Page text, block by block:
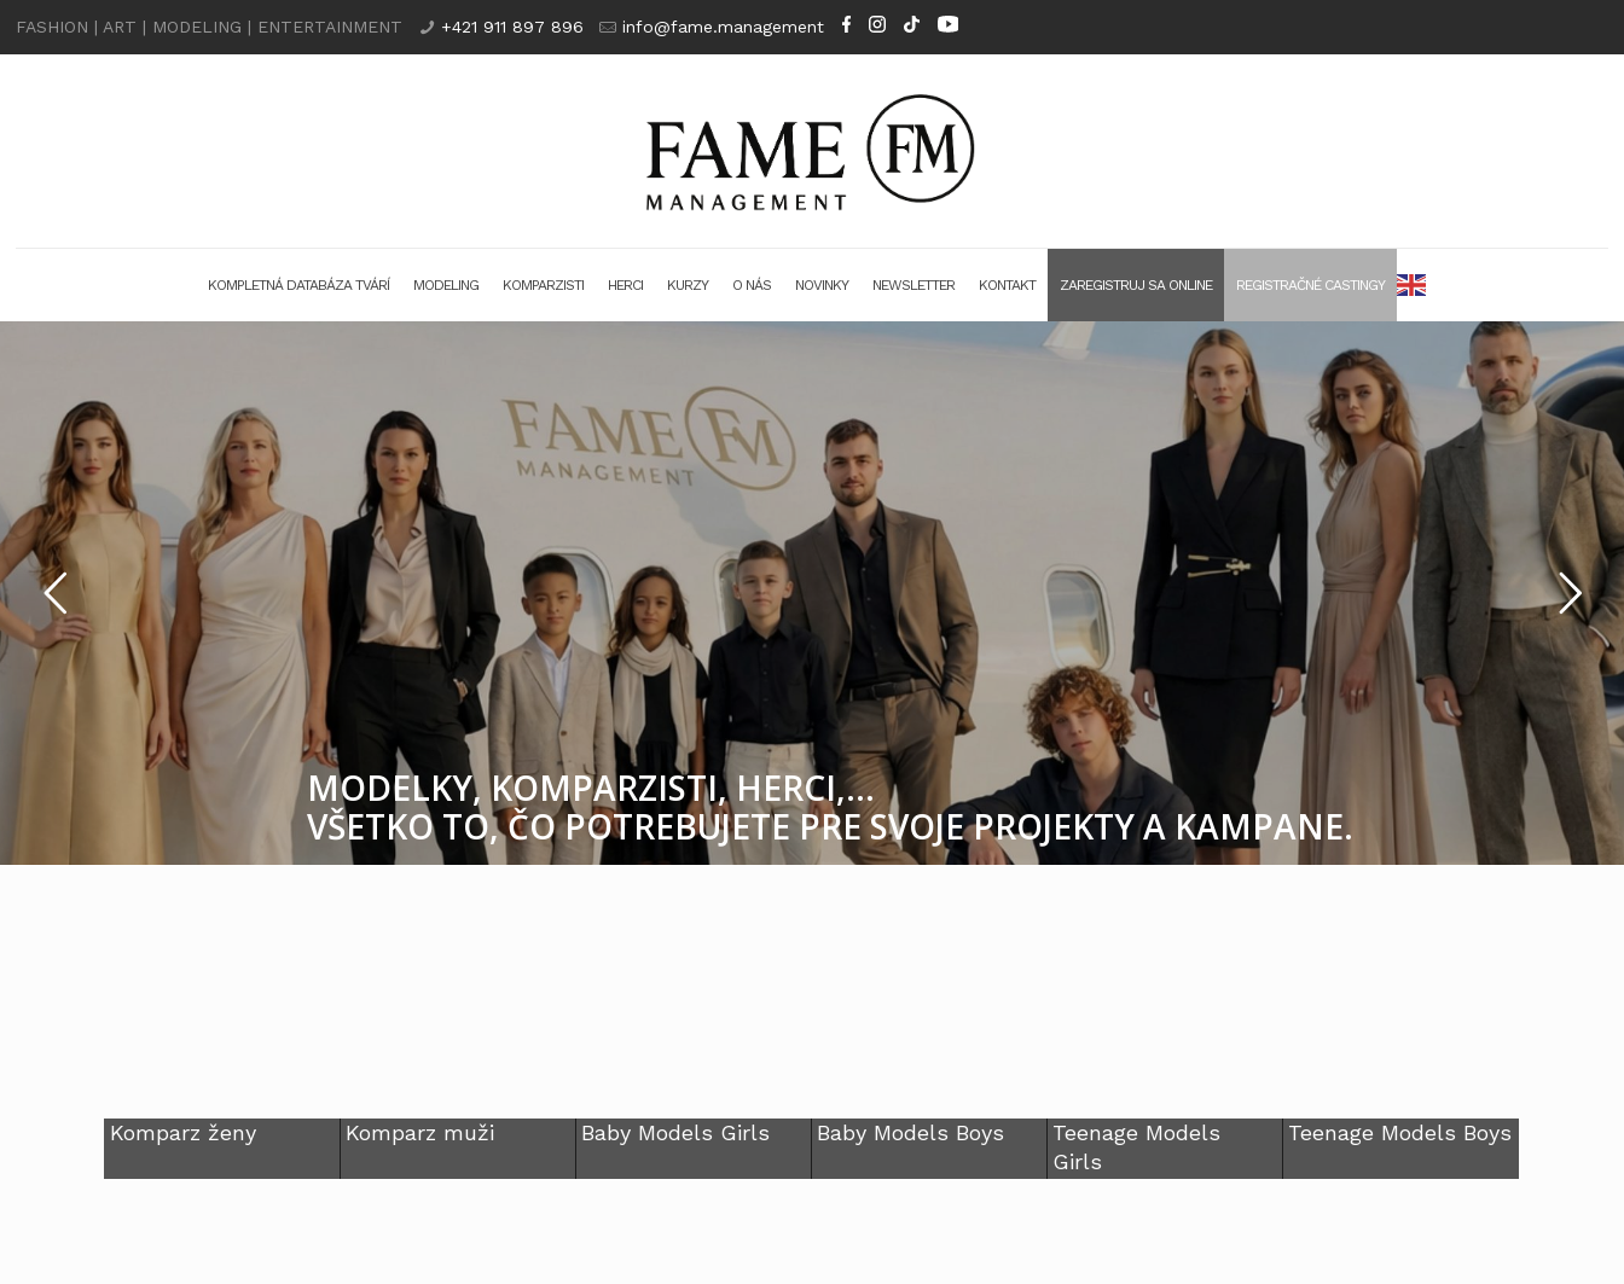
FASHION | ART | MODELING | ENTERTAINMENT +421 911 897 896 info@fame.management
KOMPLETNÁ DATABÁZA TVÁRÍ MODELING KOMPARZISTI HERCI KURZY O NÁS NOVINKY NEWSLETTER KONTAKT ZAREGISTRUJ SA ONLINE REGISTRAČNÉ CASTINGY
MODELKY, KOMPARZISTI, HERCI,…
VŠETKO TO, ČO POTREBUJETE PRE SVOJE PROJEKTY A KAMPANE.
Komparz ženy Komparz muži Baby Models Girls Baby Models Boys
Teenage Models
Girls
Teenage Models Boys